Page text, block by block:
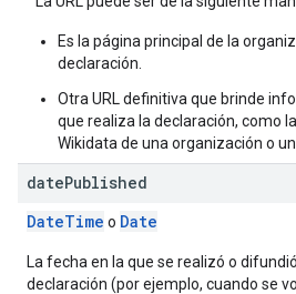
Es la página principal de la
declaración.
Otra URL definitiva que brinde
que realiza la declaración, como
Wikidata de una organización o
datePublished
DateTime o Date
La fecha en la que se realizó o
declaración (por ejemplo, cuando se